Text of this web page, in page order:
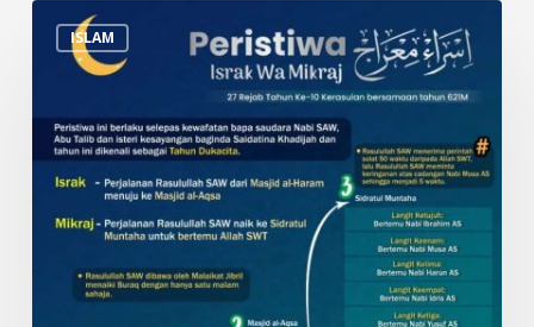
ISLAM
Peristiwa
Israk
dan
Tarikh
dalam